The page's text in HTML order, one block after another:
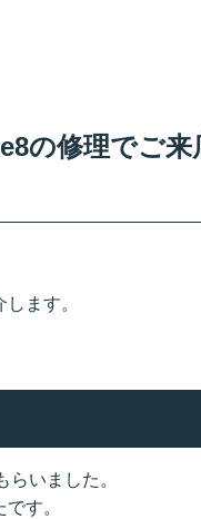
の修理でご来
ます。
いました。
す。